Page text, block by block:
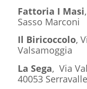
Fattoria I Masi
Sasso Marconi
Il Biricoccolo,
Valsamoggia
La Sega, Via
40053